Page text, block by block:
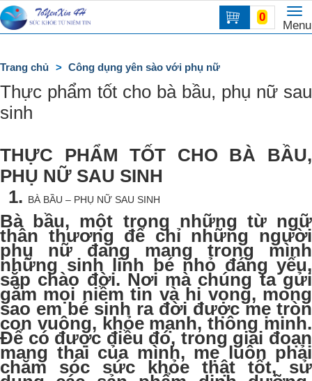
Menu
0
Trang
chủ
DANH
MỤC
Trang chủ Công dụng yên sào với phụ nữ
Thực phẩm tốt cho bà bầu, phụ nữ sau
sinh
THỰC PHẨM TỐT CHO BÀ BẦU,
PHỤ NỮ SAU SINH
BÀ BẦU – PHỤ NỮ SAU SINH
Bà bầu, một trong những từ ngữ
thân thương để chỉ những người
phụ nữ đang mang trong mình
những sinh linh bé nhỏ đáng yếu,
sắp chào đời. Nơi mà chúng ta gửi
gắm mọi niềm tin và hi vọng, mong
sao em bé sinh ra đời được mẹ tròn
con vuông, khỏe mạnh, thông minh.
Để có được điều đó, trong giai đoạn
mang thai của mình, mẹ luôn phải
chăm sóc sức khỏe thật tốt, sử